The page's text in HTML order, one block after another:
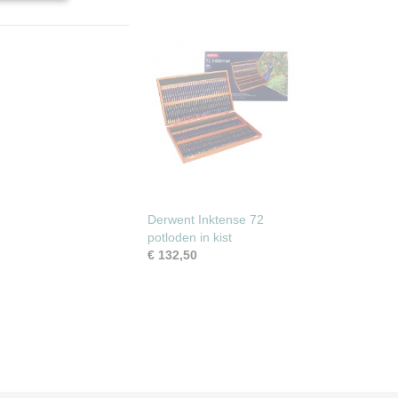
Derwent Inktense 72
potloden in kist
€ 132,50